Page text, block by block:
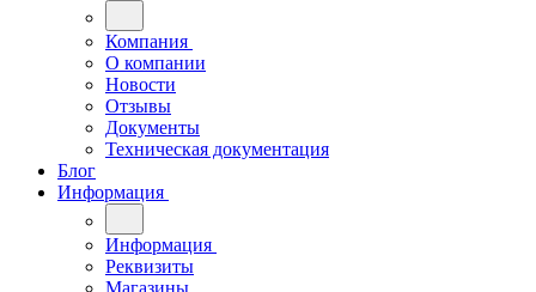
Компания
О компании
Новости
Отзывы
Документы
Техническая документация
Блог
Информация
Информация
Реквизиты
Магазины